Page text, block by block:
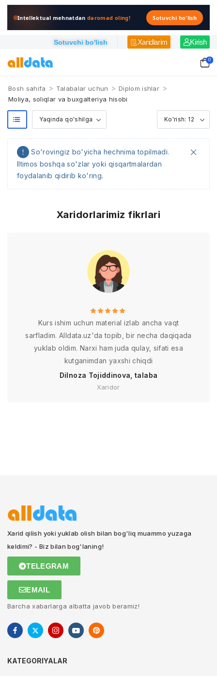
Intellektual mehnatdandaromad oling! Sotuvchi bo'lish
Sotuvchi bo'lish Xaridlarim Kirish
0
Bosh sahifa > Talabalar uchun > Diplom ishlar >
Moliya, soliqlar va buxgalteriya hisobi
So'rovingiz bo'yicha hechnima topilmadi.
Iltimos boshqa so'zlar yoki qisqartmalardan
foydalanib qidirib ko'ring.
Xaridorlarimiz fikrlari
Kurs ishim uchun material izlab ancha vaqt
sarfladim. Alldata.uz'da topib, bir necha daqiqada
yuklab oldim. Narxi ham juda qulay, sifati esa
kutganimdan yaxshi chiqdi
Dilnoza Tojiddinova, talaba
Xaridor
Xarid qilish yoki yuklab olish bilan bog'liq muammo yuzaga
keldimi? - Biz bilan bog'laning!
TELEGRAM
EMAIL
Barcha xabarlarga albatta javob beramiz!
KATEGORIYALAR